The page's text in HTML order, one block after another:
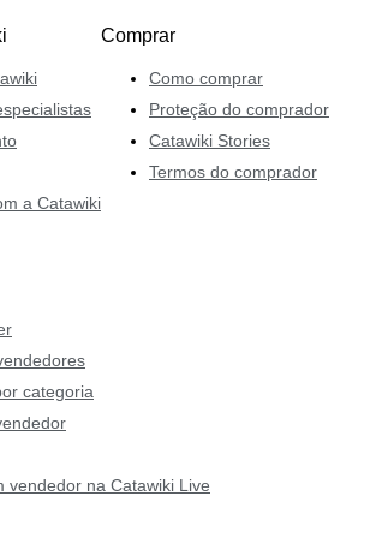
a Catawiki
Comprar
Como comprar
Proteção do comprador
Catawiki Stories
Termos do comprador
categoria
vendedor na Catawiki Live